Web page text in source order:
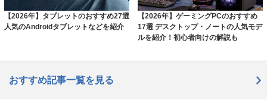
【2026年】タブレットのおすすめ27選
人気のAndroidタブレットなどを紹介
【2026年】ゲーミングPCのおすすめ
17選 デスクトップ・ノートの人気モデ
ルを紹介！初心者向けの解説も
おすすめ記事一覧を見る